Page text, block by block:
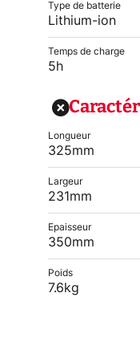
Type de batterie
Lithium-ion
Temps de charge
5h
Longueur
325mm
Largeur
231mm
Epaisseur
350mm
Poids
7.6kg